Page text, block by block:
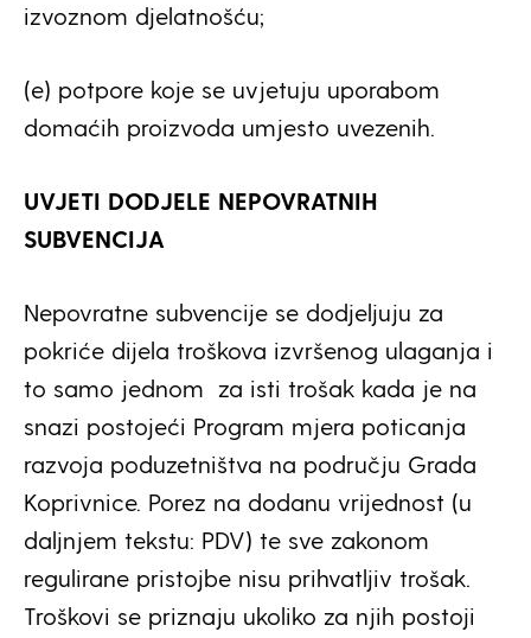
izvoznom djelatnošću;
(e) potpore koje se uvjetuju uporabom
domaćih proizvoda umjesto uvezenih.
UVJETI DODJELE NEPOVRATNIH
SUBVENCIJA
Nepovratne subvencije se dodjeljuju za
pokriće dijela troškova izvršenog ulaganja i
to samo jednom za isti trošak kada je na
snazi postojeći Program mjera poticanja
razvoja poduzetništva na području Grada
Koprivnice. Porez na dodanu vrijednost (u
daljnjem tekstu: PDV) te sve zakonom
regulirane pristojbe nisu prihvatljiv trošak.
Troškovi se priznaju ukoliko za njih postoji